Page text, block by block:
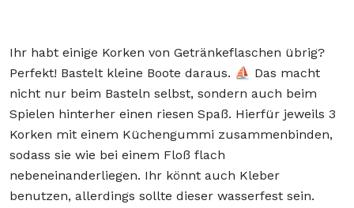
Ihr habt einige Korken von Getränkeflaschen übrig?
Perfekt! Bastelt kleine Boote daraus. ⛵ Das macht
nicht nur beim Basteln selbst, sondern auch beim
Spielen hinterher einen riesen Spaß. Hierfür jeweils 3
Korken mit einem Küchengummi zusammenbinden,
sodass sie wie bei einem Floß flach
nebeneinanderliegen. Ihr könnt auch Kleber
benutzen, allerdings sollte dieser wasserfest sein.